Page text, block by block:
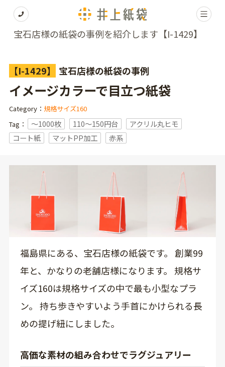
宝石店様の紙袋の事例を紹介します【I-1429】
【I-1429】 宝石店様の紙袋の事例
イメージカラーで目立つ紙袋
Category： 規格サイズ160
Tag：
〜1000枚 110～150円台
アクリル丸ヒモ
コート紙
マットPP加工 赤系
福島県にある、宝石店様の紙袋です。 創業99
年と、かなりの老舗店様になります。 規格サ
イズ160は規格サイズの中で最も小型なプラ
ン。 持ち歩きやすいよう手首にかけられる長
めの提げ紐にしました。
高価な素材の組み合わせでラグジュアリー